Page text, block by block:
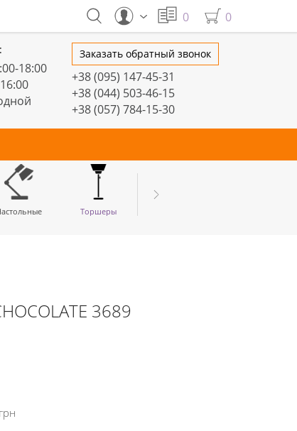
0 0
Заказать обратный звонок
+38 (095) 147-45-31
+38 (044) 503-46-15
+38 (057) 784-15-30
18:00
Торшеры
3689